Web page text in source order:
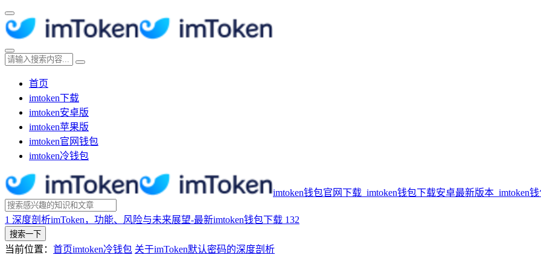
首页
imtoken下载
imtoken安卓版
imtoken苹果版
imtoken官网钱包
imtoken冷钱包
imtoken钱包官网下载_imtoken钱包下载安卓最新版本_imtoken
1 深度剖析imToken，功能、风险与未来展望-最新imtoken钱包下载 132
搜索一下
当前位置： 首页imtoken冷钱包 关于imToken默认密码的深度剖析